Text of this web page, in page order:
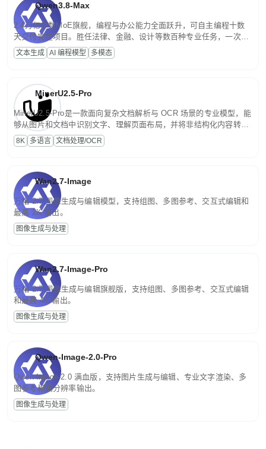
Qwen3.8-Max
2.4万亿参数MoE旗舰，编程与办公能力全面跃升，可自主编程十数
天交付完整项目。胜任法律、金融、设计等数百种专业任务，一次对
话端到端交付生产级成果。原生视觉理解贯穿规划、执行与验证全流
程，支持超长文档与长视频的深度语义解析。长程任务中自主规划与
文本生成 AI 编程模型 多模态
MinerU2.5-Pro
MinerU2.5-Pro是一款面向复杂文档解析与 OCR 场景的专业模型，能
够从图片和文档中识别文字、理解页面布局，并将非结构化内容转换
为便于存储、检索和二次处理的结构化结果。
8K 多语言 文档处理/OCR
Wan2.7-Image
万相 2.7 图像生成与编辑模型，支持组图、多图参考、交互式编辑和
最高 2K 输出。
图像生成与处理
Wan2.7-Image-Pro
万相 2.7 图像生成与编辑旗舰版，支持组图、多图参考、交互式编辑
和最高 4K 输出。
图像生成与处理
Qwen-Image-2.0-Pro
Qwen-Image-2.0 满血版，支持图片生成与编辑、专业文字渲染、多
图参考和高分辨率输出。
图像生成与处理